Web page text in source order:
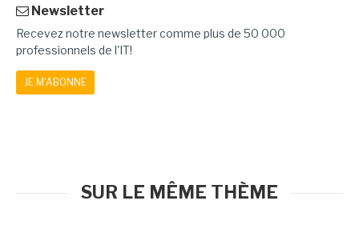
Newsletter
Recevez notre newsletter comme plus de 50 000
professionnels de l'IT!
JE M'ABONNE
SUR LE MÊME THÈME